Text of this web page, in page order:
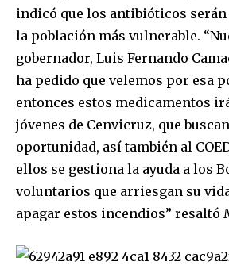
indicó que los antibióticos serán
la población más vulnerable.
gobernador, Luis Fernando
ha pedido que velemos por esa
entonces estos medicamentos
jóvenes de Cenvicruz, que
oportunidad, así también al
ellos se gestiona la ayuda a los
voluntarios que arriesgan su
apagar estos incendios” resaltó